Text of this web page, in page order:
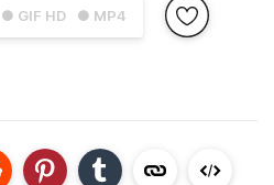
● GIF HD ● MP4